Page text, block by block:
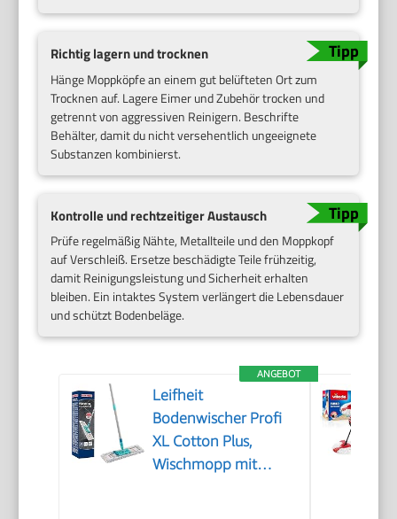
Richtig lagern und trocknen
Hänge Moppköpfe an einem gut belüfteten Ort zum
Trocknen auf. Lagere Eimer und Zubehör trocken und
getrennt von aggressiven Reinigern. Beschrifte
Behälter, damit du nicht versehentlich ungeeignete
Substanzen kombinierst.
Kontrolle und rechtzeitiger Austausch
Prüfe regelmäßig Nähte, Metallteile und den Moppkopf
auf Verschleiß. Ersetze beschädigte Teile frühzeitig,
damit Reinigungsleistung und Sicherheit erhalten
bleiben. Ein intaktes System verlängert die Lebensdauer
und schützt Bodenbeläge.
ANGEBOT
Leifheit
Bodenwischer Profi
XL Cotton Plus,
Wischmopp mit